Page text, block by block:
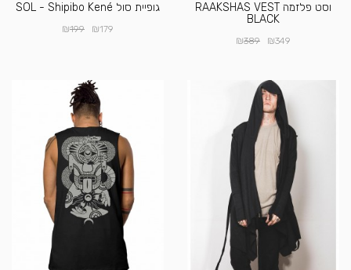
וסט פלזמה RAAKSHAS VEST
BLACK
₪349
₪389
גופיית סול SOL - Shipibo Kené
₪179
₪199